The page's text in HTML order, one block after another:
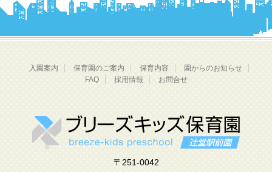
入園案内 保育園のご案内 保育内容
園からのお知らせ
FAQ
採用情報 お問合せ
〒251-0042